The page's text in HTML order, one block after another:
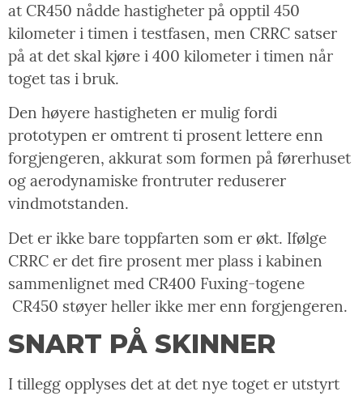
at CR450 nådde hastigheter på opptil 450
kilometer i timen i testfasen, men CRRC satser
på at det skal kjøre i 400 kilometer i timen når
toget tas i bruk.
Den høyere hastigheten er mulig fordi
prototypen er omtrent ti prosent lettere enn
forgjengeren, akkurat som formen på førerhuset
og aerodynamiske frontruter reduserer
vindmotstanden.
Det er ikke bare toppfarten som er økt. Ifølge
CRRC er det fire prosent mer plass i kabinen
sammenlignet med CR400 Fuxing-togene
CR450 støyer heller ikke mer enn forgjengeren.
SNART PÅ SKINNER
I tillegg opplyses det at det nye toget er utstyrt